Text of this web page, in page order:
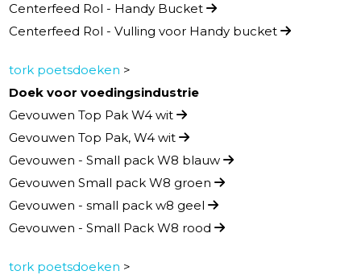
Centerfeed Rol - Handy Bucket
Centerfeed Rol - Vulling voor Handy bucket
tork poetsdoeken >
Doek voor voedingsindustrie
Gevouwen Top Pak W4 wit
Gevouwen Top Pak, W4 wit
Gevouwen - Small pack W8 blauw
Gevouwen Small pack W8 groen
Gevouwen - small pack w8 geel
Gevouwen - Small Pack W8 rood
tork poetsdoeken >